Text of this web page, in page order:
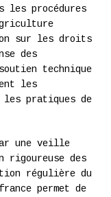
les procédures
sur les droits
des
technique
les
pratiques de
une veille
rigoureuse des
régulière du
permet de